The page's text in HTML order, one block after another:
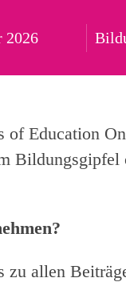
2026
Education
zu allen